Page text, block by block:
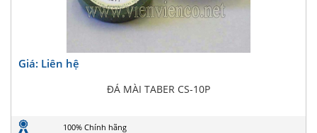
Giá: Liên hệ
ĐÁ MÀI TABER CS-10P
100% Chính hãng